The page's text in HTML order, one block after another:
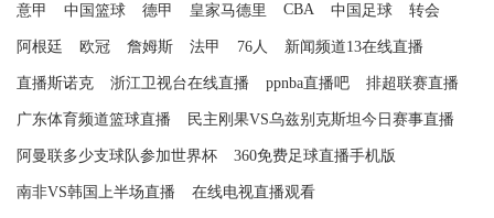
意甲 中国篮球 德甲 皇家马德里 CBA 中国足球 转会
阿根廷 欧冠 詹姆斯 法甲 76人 新闻频道13在线直播
直播斯诺克 浙江卫视台在线直播 ppnba直播吧 排超联赛直播
广东体育频道篮球直播 民主刚果VS乌兹别克斯坦今日赛事直播
阿曼联多少支球队参加世界杯 360免费足球直播手机版
南非VS韩国上半场直播 在线电视直播观看